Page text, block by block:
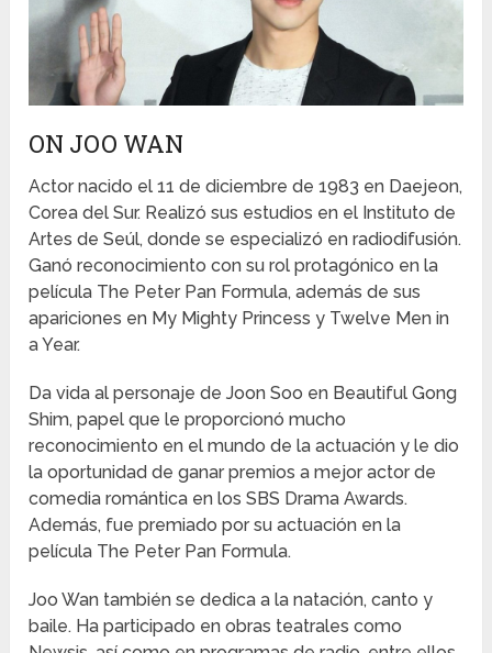
ON JOO WAN
Actor nacido el 11 de diciembre de 1983 en Daejeon,
Corea del Sur. Realizó sus estudios en el Instituto de
Artes de Seúl, donde se especializó en radiodifusión.
Ganó reconocimiento con su rol protagónico en la
película The Peter Pan Formula, además de sus
apariciones en My Mighty Princess y Twelve Men in
a Year.
Da vida al personaje de Joon Soo en Beautiful Gong
Shim, papel que le proporcionó mucho
reconocimiento en el mundo de la actuación y le dio
la oportunidad de ganar premios a mejor actor de
comedia romántica en los SBS Drama Awards.
Además, fue premiado por su actuación en la
película The Peter Pan Formula.
Joo Wan también se dedica a la natación, canto y
baile. Ha participado en obras teatrales como